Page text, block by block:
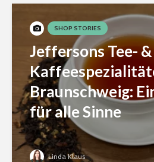
SHOP STORIES
Jeffersons Tee- &
Braunschweig:
für alle Sinne
Linda Klaus